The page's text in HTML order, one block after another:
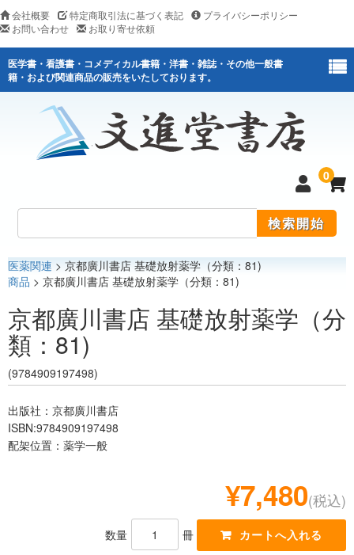
会社概要 特定商取引法に基づく表記
プライバシーポリシー
お問い合わせ
お取り寄せ依頼
医学書・看護書・コメディカル書籍・洋書・雑誌・その他一般書
籍・および関連商品の販売をいたしております。
0
医学
医薬関連
レジデント
医薬関連 > 京都廣川書店 基礎放射薬学（分類：81)
商品 > 京都廣川書店 基礎放射薬学（分類：81)
京都廣川書店 基礎放射薬学（分
類：81)
(9784909197498)
出版社：京都廣川書店
ISBN:9784909197498
配架位置：薬学一般
¥7,480(税込)
数量 冊